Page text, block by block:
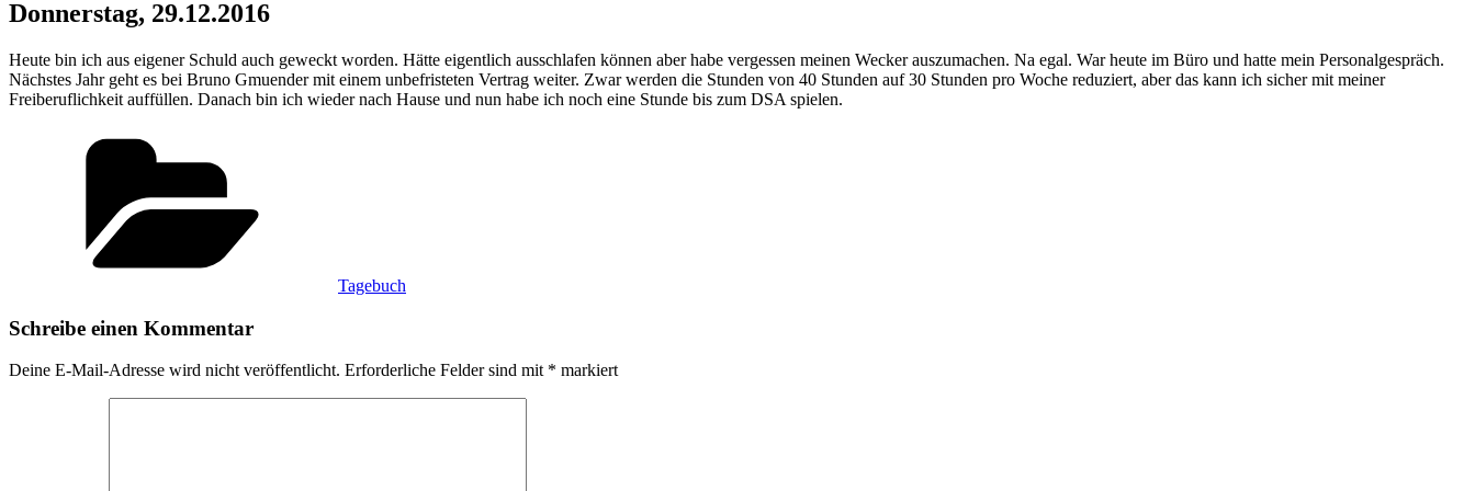
Donnerstag, 29.12.2016
Heute bin ich aus eigener Schuld auch geweckt worden. Hätte eigentlich ausschlafen können aber habe vergessen meinen Wecker auszumachen. Na egal. War heute im Büro und hatte mein Personalgespräch.
Nächstes Jahr geht es bei Bruno Gmuender mit einem unbefristeten Vertrag weiter. Zwar werden die Stunden von 40 Stunden auf 30 Stunden pro Woche reduziert, aber das kann ich sicher mit meiner
Freiberuflichkeit auffüllen. Danach bin ich wieder nach Hause und nun habe ich noch eine Stunde bis zum DSA spielen.
Tagebuch
Schreibe einen Kommentar
Deine E-Mail-Adresse wird nicht veröffentlicht. Erforderliche Felder sind mit * markiert